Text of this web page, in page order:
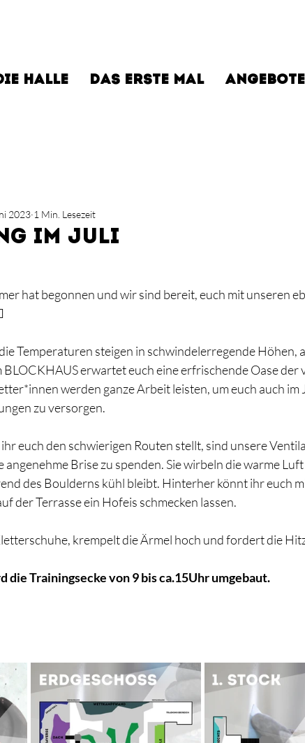
HALLE DAS ERSTE MAL ANGEBOTE
im Juli
2023 1 Min. Lesezeit
hat begonnen und wir sind bereit, euch mit unseren
Temperaturen steigen in schwindelerregende Höhen,
BLOCKHAUS erwartet euch eine erfrischende Oase der
werden ganze Arbeit leisten, um euch auch im
zu versorgen.
euch den schwierigen Routen stellt, sind unsere
Brise zu spenden. Sie wirbeln die warme
des Boulderns kühl bleibt. Hinterher könnt ihr euch
der Terrasse ein Hofeis schmecken lassen.
krempelt die Ärmel hoch und fordert die
die Trainingsecke von 9 bis ca.15Uhr umgebaut.